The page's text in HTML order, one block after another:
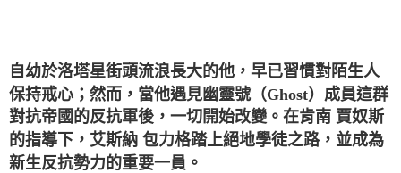
自幼於洛塔星街頭流浪長大的他，早已習慣對陌生人
保持戒心；然而，當他遇見幽靈號（Ghost）成員這群
對抗帝國的反抗軍後，一切開始改變。在肯南 賈奴斯
的指導下，艾斯納 包力格踏上絕地學徒之路，並成為
新生反抗勢力的重要一員。